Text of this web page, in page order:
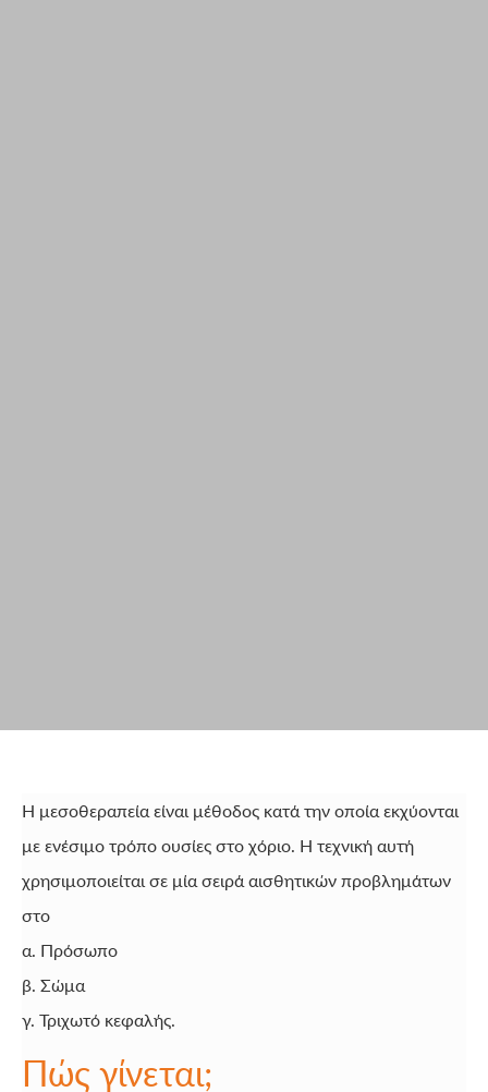
Η μεσοθεραπεία είναι μέθοδος κατά την οποία εκχύονται
με ενέσιμο τρόπο ουσίες στο χόριο. Η τεχνική αυτή
χρησιμοποιείται σε μία σειρά αισθητικών προβλημάτων
στο
α. Πρόσωπο
β. Σώμα
γ. Τριχωτό κεφαλής.
Πώς γίνεται;